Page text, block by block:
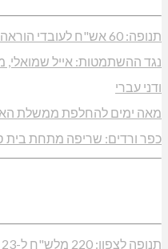
תנופה: 60 אש"ח לעובדי הוראה חדשים
נגד ההשתמטות: אייל שמואלי,
ודני עברי
מאה ימים להחלפת ממשלת
כפר ורדים: שריפה מתחת בית
תנופה לצפון: 220 מלש"ח ל-23 רשויות